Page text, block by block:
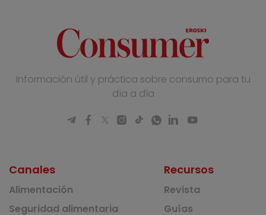
Información útil y práctica sobre consumo para tu
día a día
Canales
Alimentación
Seguridad alimentaria
Recursos
Revista
Guías